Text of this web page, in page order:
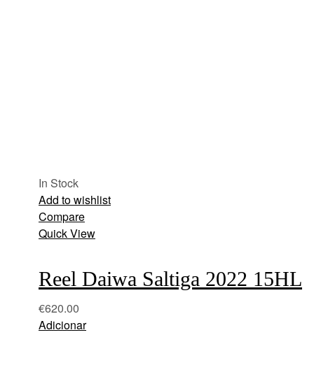
In Stock
Add to wishlist
Compare
Quick View
Reel Daiwa Saltiga 2022 15HL
€620.00
Adicionar